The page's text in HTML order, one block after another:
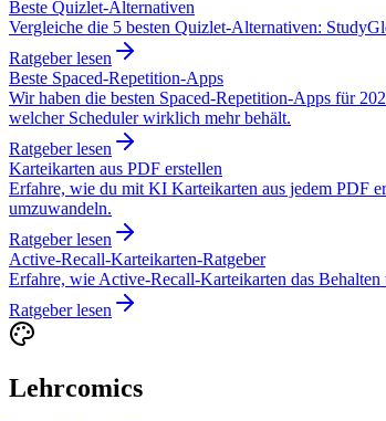
Beste Quizlet-Alternativen
Vergleiche die 5 besten Quizlet-Alternativen:
Ratgeber lesen
Beste Spaced-Repetition-Apps
Wir haben die besten Spaced-Repetition-Apps für
welcher Scheduler wirklich mehr behält.
Ratgeber lesen
Karteikarten aus PDF erstellen
Erfahre, wie du mit KI Karteikarten aus jedem PDF
umzuwandeln.
Ratgeber lesen
Active-Recall-Karteikarten-Ratgeber
Erfahre, wie Active-Recall-Karteikarten das
Ratgeber lesen
Lehrcomics